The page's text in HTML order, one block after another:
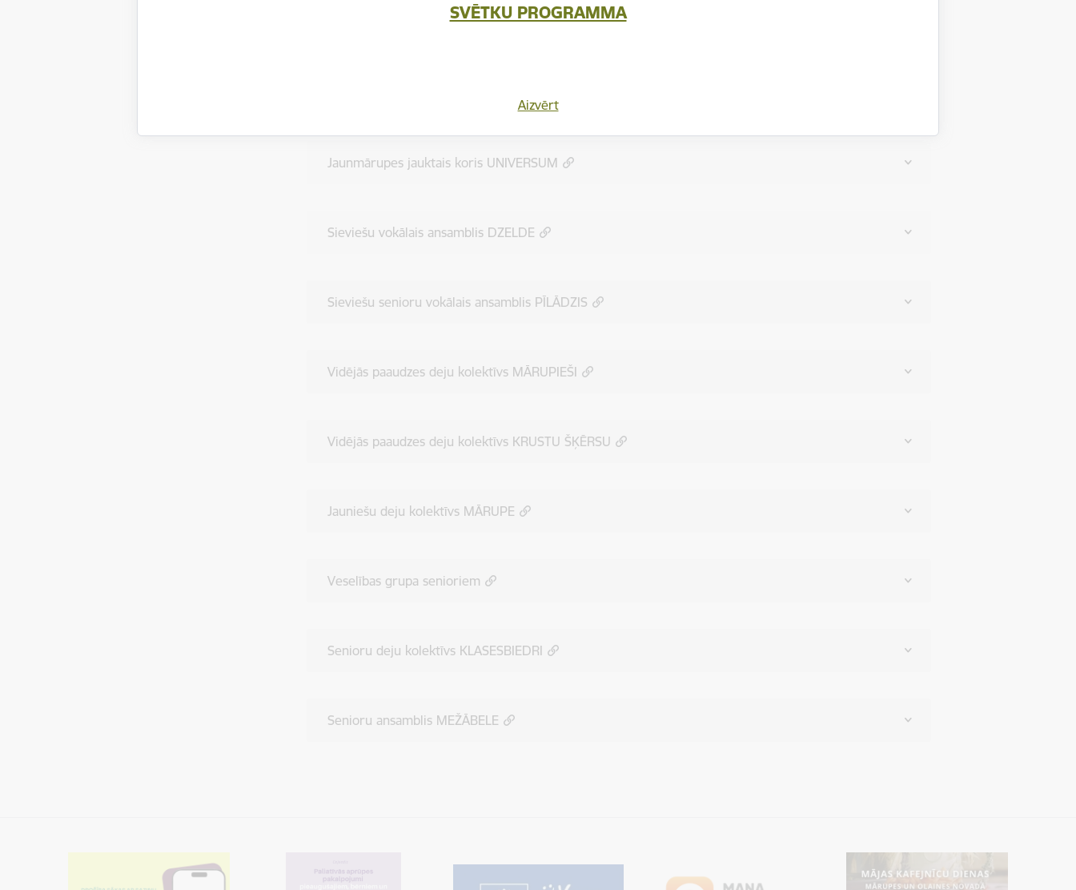
SVĒTKU PROGRAMMA
Aizvērt
Jauktais koris MĀRUPE
Jaunmārupes jauktais koris UNIVERSUM
Sieviešu vokālais ansamblis DZELDE
Sieviešu senioru vokālais ansamblis PĪLĀDZIS
Vidējās paaudzes deju kolektīvs MĀRUPIEŠI
Vidējās paaudzes deju kolektīvs KRUSTU ŠĶĒRSU
Jauniešu deju kolektīvs MĀRUPE
Veselības grupa senioriem
Senioru deju kolektīvs KLASESBIEDRI
Senioru ansamblis MEŽĀBELE